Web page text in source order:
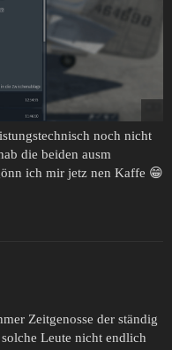
noch nicht
die beiden ausm
ich mir jetz nen Kaffe 😁
Zeitgenosse der ständig
Leute nicht endlich